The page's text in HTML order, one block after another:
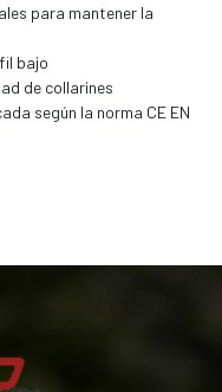
para mantener la
bajo
de collarines
según la norma CE EN